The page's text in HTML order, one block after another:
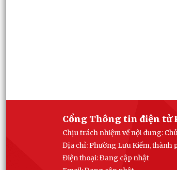
Cổng Thông tin điện tử
Chịu trách nhiệm về nội dung:
Địa chỉ: Phường Lưu Kiếm, thành
Điện thoại: Đang cập nhật